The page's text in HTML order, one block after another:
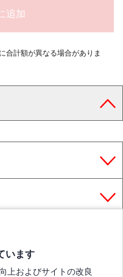
追加
合計額が異なる場合がありま
います
上およびサイトの改良